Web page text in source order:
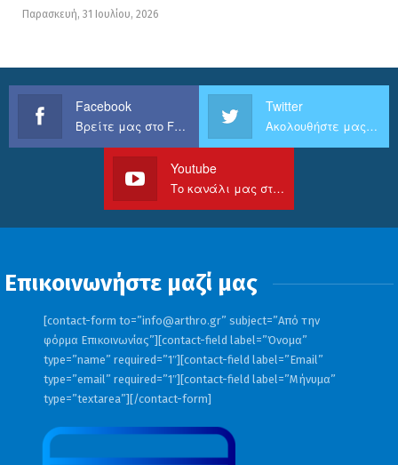
Παρασκευή, 31 Ιουλίου, 2026
Facebook
Βρείτε μας στο Facebook
Twitter
Ακολουθήστε μας στο Twitter
Youtube
Το κανάλι μας στο Youtube
Επικοινωνήστε μαζί μας
[contact-form to=”info@arthro.gr” subject=”Από την
φόρμα Επικοινωνίας”][contact-field label=”Όνομα”
type=”name” required=”1″][contact-field label=”Email”
type=”email” required=”1″][contact-field label=”Μήνυμα”
type=”textarea”][/contact-form]